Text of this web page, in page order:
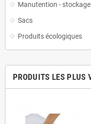
Manutention -
Sacs
Produits écologiques
PRODUITS LES PLUS